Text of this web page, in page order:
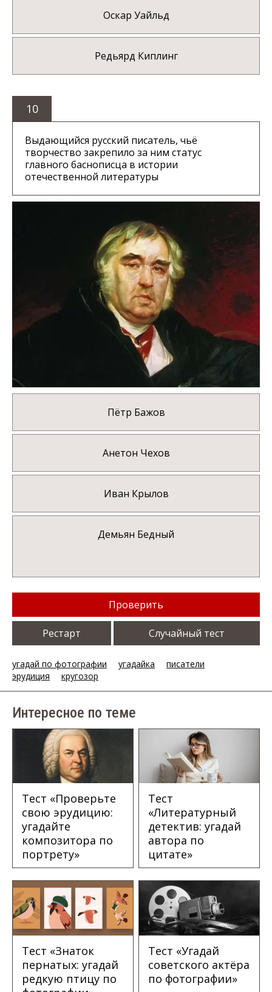
Оскар Уайльд
Редьярд Киплинг
10
Выдающийся русский писатель, чьё
творчество закрепило за ним статус
главного баснописца в истории
отечественной литературы
Пётр Бажов
Анетон Чехов
Иван Крылов
Демьян Бедный
Проверить
Рестарт Случайный тест
угадай по фотографии угадайка
писатели
эрудиция
кругозор
Интересное по теме
Тест «Проверьте
свою эрудицию:
угадайте
композитора по
портрету»
Тест
«Литературный
детектив: угадай
автора по
цитате»
Тест «Знаток
пернатых: угадай
редкую птицу по
Тест «Угадай
советского актёра
по фотографии»